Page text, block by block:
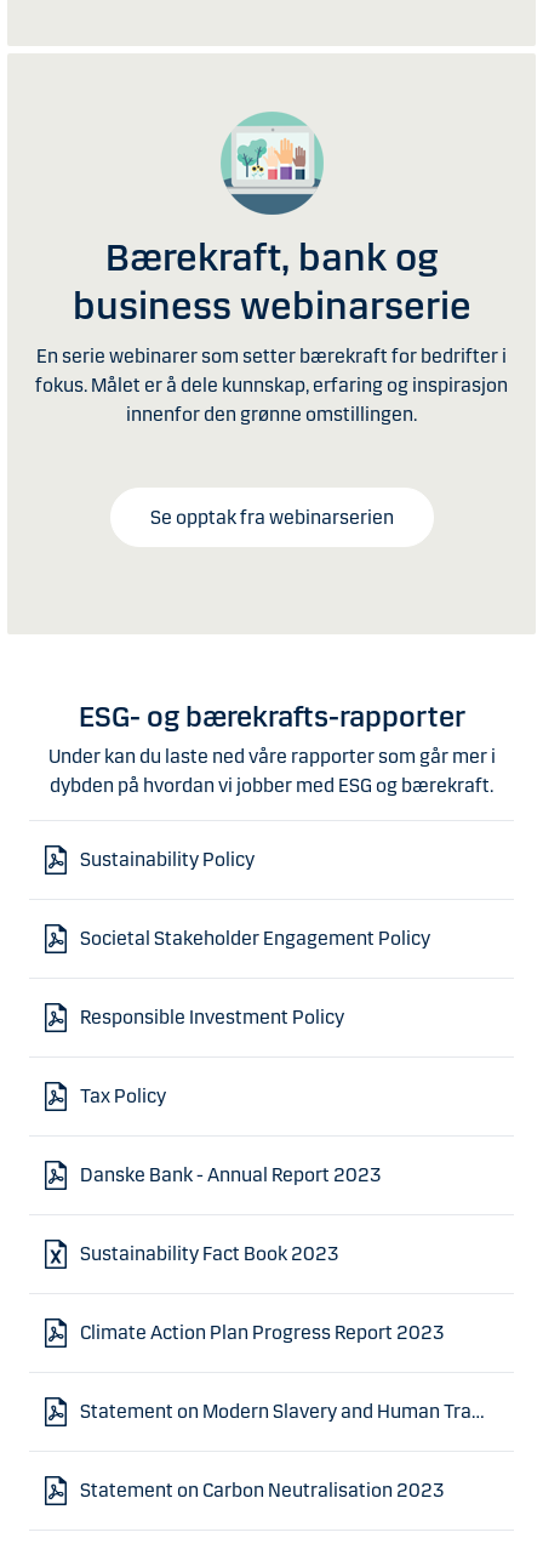
Bærekraft, bank og
business webinarserie
En serie webinarer som setter bærekraft for bedrifter i
fokus. Målet er å dele kunnskap, erfaring og inspirasjon
innenfor den grønne omstillingen.
Se opptak fra webinarserien
ESG- og bærekrafts-rapporter
Under kan du laste ned våre rapporter som går mer i
dybden på hvordan vi jobber med ESG og bærekraft.
Sustainability Policy
Societal Stakeholder Engagement Policy
Responsible Investment Policy
Tax Policy
Danske Bank - Annual Report 2023
Sustainability Fact Book 2023
Climate Action Plan Progress Report 2023
Statement on Modern Slavery and Human Trafficking 2023
Statement on Carbon Neutralisation 2023